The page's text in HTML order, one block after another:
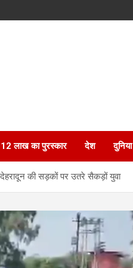
12 लाख का पुरस्कार देश दुनिया
देहरादून की सड़कों पर उतरे सैकड़ों युवा